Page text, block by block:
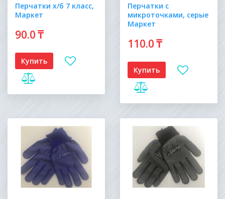
Перчатки х/б 7 класс,
Маркет
90.0₸
Купить
Перчатки с
микроточками, серые
Маркет
110.0₸
Купить